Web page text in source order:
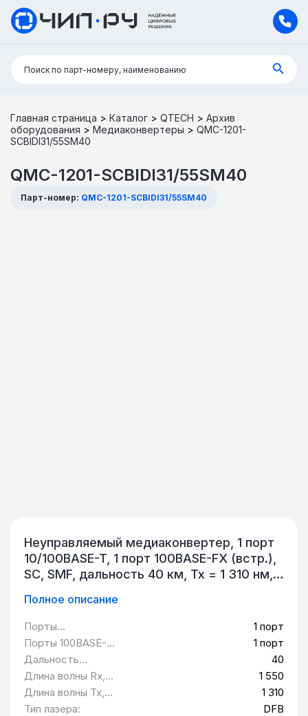
Поиск:
Поиск по парт-номеру, наименованию
Главная страница > Каталог > QTECH > Архив
оборудования > Медиаконвертеры > QMC-1201-
SCBIDI31/55SM40
QMC-1201-SCBIDI31/55SM40
Парт-номер: QMC-1201-SCBIDI31/55SM40
Неуправляемый медиаконвертер, 1 порт
10/100BASE-T, 1 порт 100BASE-FX (встр.),
SC, SMF, дальность 40 км, Tx = 1 310 нм,
внешний БП, 220В AC QTECH QMC-1201-
SCBIDI31/55SM40
Полное описание
Порты
10/100BASE-T:
1 порт
Порты 100BASE-
FX (встроенные):
1 порт
Дальность
передачи, км:
40
Длина волны Rx,
нм:
1 550
Длина волны Tx,
нм:
1 310
Тип лазера:
DFB